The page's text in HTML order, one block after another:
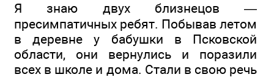
Я знаю двух близнецов —
пресимпатичных ребят. Побывав летом
в деревне у бабушки в Псковской
области, они вернулись и поразили
всех в школе и дома. Стали в свою речь